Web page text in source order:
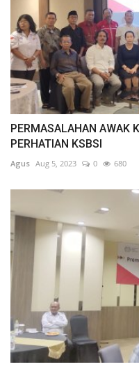
PERMASALAHAN AWAK
PERHATIAN KSBSI
Agus Aug 5, 2023 0 680